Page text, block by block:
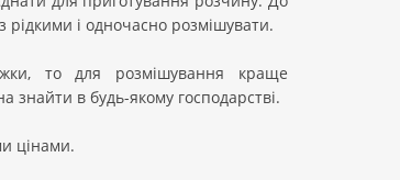
рідкими і одночасно розмішувати.
то для розмішування краще
знайти в будь-якому господарстві.
цінами.